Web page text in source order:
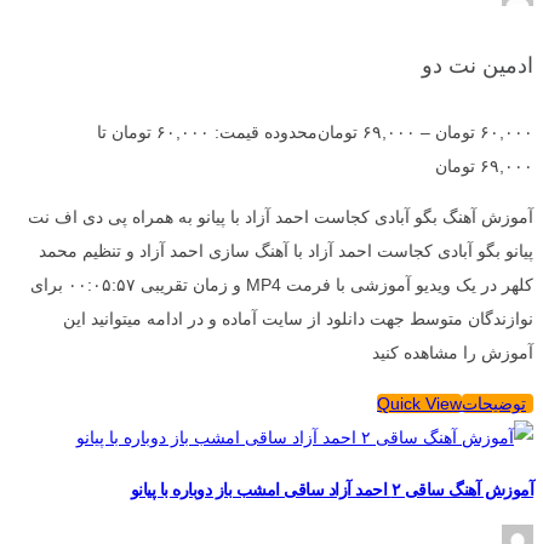
ادمین نت دو
۶۰,۰۰۰ تومان – ۶۹,۰۰۰ تومان
محدوده قیمت: ۶۰,۰۰۰ تومان تا
۶۹,۰۰۰ تومان
آموزش آهنگ بگو آبادی کجاست احمد آزاد با پیانو به همراه پی دی اف نت
پیانو بگو آبادی کجاست احمد آزاد با آهنگ سازی احمد آزاد و تنظیم محمد
کلهر در یک ویدیو آموزشی با فرمت MP4 و زمان تقریبی ۰۰:۰۵:۵۷ برای
نوازندگان متوسط جهت دانلود از سایت آماده و در ادامه میتوانید این
آموزش را مشاهده کنید
توضیحاتQuick View
آموزش آهنگ ساقی ۲ احمد آزاد ساقی امشب باز دوباره با پیانو